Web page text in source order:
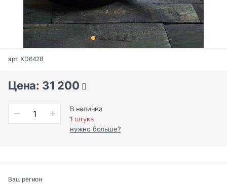
арт. XD6428
Цена: 31 200
В наличии
1 штука
нужно больше?
Ваш регион